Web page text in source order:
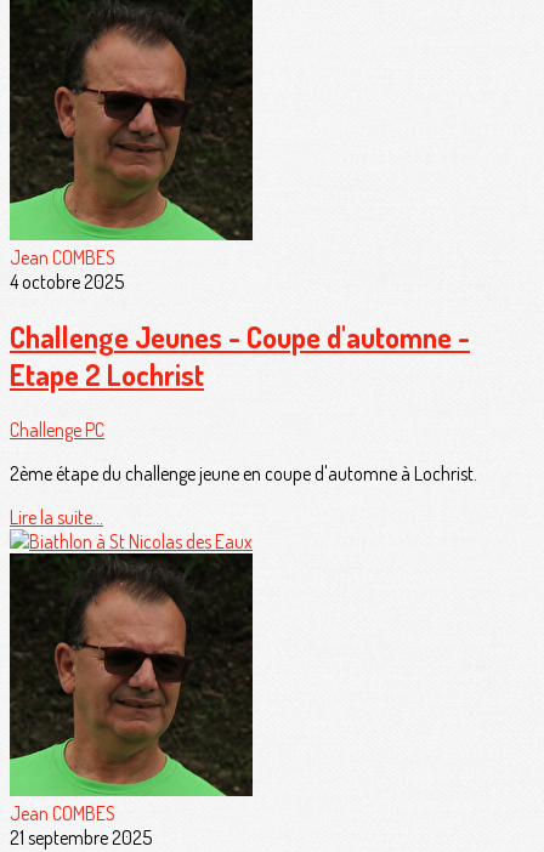
Jean COMBES
4 octobre 2025
Challenge Jeunes - Coupe d'automne -
Etape 2 Lochrist
Challenge PC
2ème étape du challenge jeune en coupe d'automne à Lochrist.
Lire la suite...
Jean COMBES
21 septembre 2025